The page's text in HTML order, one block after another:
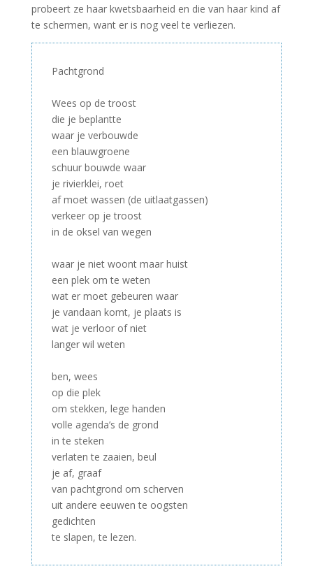
probeert ze haar kwetsbaarheid en die van haar kind af
te schermen, want er is nog veel te verliezen.
Pachtgrond
Wees op de troost
die je beplantte
waar je verbouwde
een blauwgroene
schuur bouwde waar
je rivierklei, roet
af moet wassen (de uitlaatgassen)
verkeer op je troost
in de oksel van wegen
waar je niet woont maar huist
een plek om te weten
wat er moet gebeuren waar
je vandaan komt, je plaats is
wat je verloor of niet
langer wil weten
ben, wees
op die plek
om stekken, lege handen
volle agenda’s de grond
in te steken
verlaten te zaaien, beul
je af, graaf
van pachtgrond om scherven
uit andere eeuwen te oogsten
gedichten
te slapen, te lezen.